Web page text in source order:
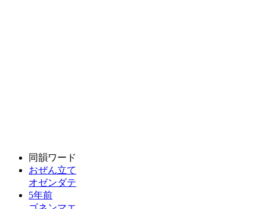
同韻ワード
おぜん立て
オゼンダテ
5年前